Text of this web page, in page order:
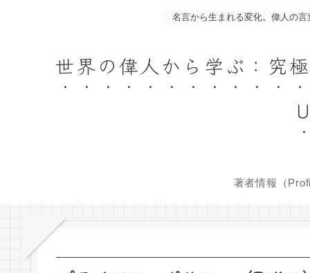
名言から生まれる変化。偉人の
世界の偉人から学ぶ：
著者情報（